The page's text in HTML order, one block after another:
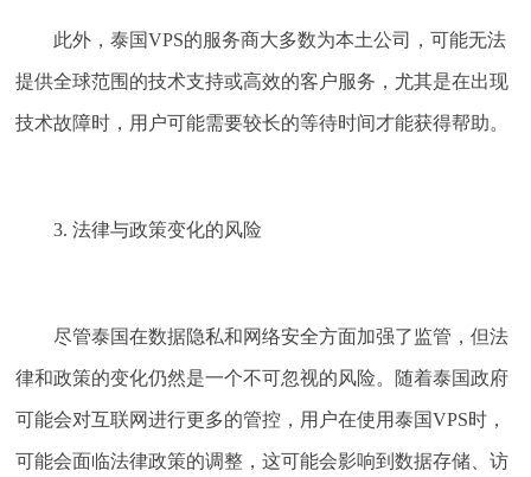
此外，泰国VPS的服务商大多数为本土公司，可能无法
提供全球范围的技术支持或高效的客户服务，尤其是在出现
技术故障时，用户可能需要较长的等待时间才能获得帮助。
3. 法律与政策变化的风险
尽管泰国在数据隐私和网络安全方面加强了监管，但法
律和政策的变化仍然是一个不可忽视的风险。随着泰国政府
可能会对互联网进行更多的管控，用户在使用泰国VPS时，
可能会面临法律政策的调整，这可能会影响到数据存储、访